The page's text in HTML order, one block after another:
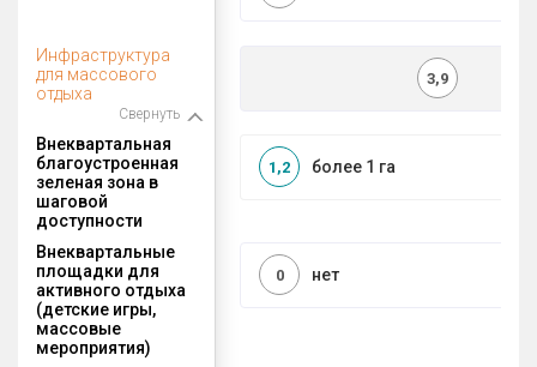
Инфраструктура
для массового
отдыха
Свернуть
3,9
Внеквартальная
благоустроенная
зеленая зона в
шаговой
доступности
более 1 га
1,2
Внеквартальные
площадки для
активного отдыха
(детские игры,
массовые
мероприятия)
нет
0